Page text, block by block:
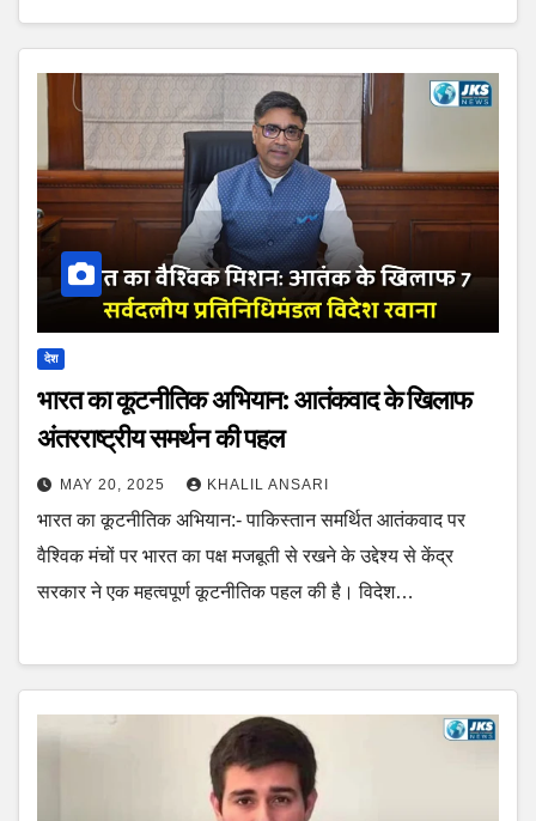
देश
भारत का कूटनीतिक अभियान: आतंकवाद के खिलाफ
अंतरराष्ट्रीय समर्थन की पहल
MAY 20, 2025 KHALIL ANSARI
भारत का कूटनीतिक अभियान:- पाकिस्तान समर्थित आतंकवाद पर
वैश्विक मंचों पर भारत का पक्ष मजबूती से रखने के उद्देश्य से केंद्र
सरकार ने एक महत्वपूर्ण कूटनीतिक पहल की है। विदेश…